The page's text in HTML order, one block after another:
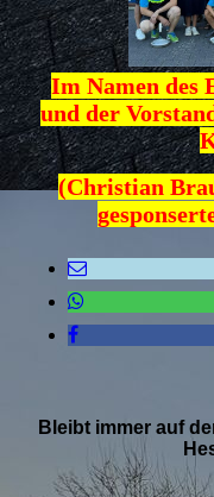
Im Namen des
und der
(Christian
Bleibt immer auf